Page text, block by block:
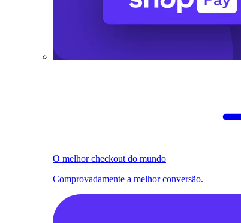
O melhor checkout do mundo
Comprovadamente a melhor conversão.